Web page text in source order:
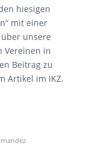
hiesigen
mit einer
unsere
Vereinen in
Beitrag zu
Artikel im IKZ.